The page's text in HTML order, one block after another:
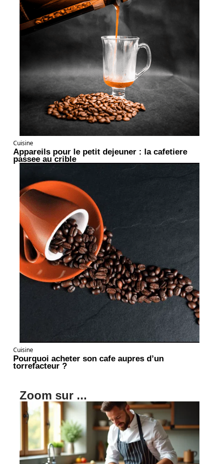
Cuisine
Appareils pour le petit dejeuner : la cafetiere
passee au crible
Cuisine
Pourquoi acheter son cafe aupres d’un
torrefacteur ?
Zoom sur ...